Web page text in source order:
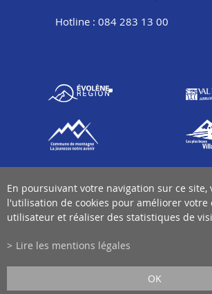
Hotline : 084 283 13 00
En poursuivant votre navigation sur ce site,
l'utilisation de cookies pour améliorer votre
utilisateur et réaliser des statistiques de
Lire les mentions légales
OK